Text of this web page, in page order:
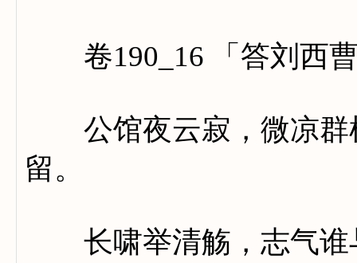
卷190_16 「答刘西曹
公馆夜云寂，微凉群
留。
长啸举清觞，志气谁